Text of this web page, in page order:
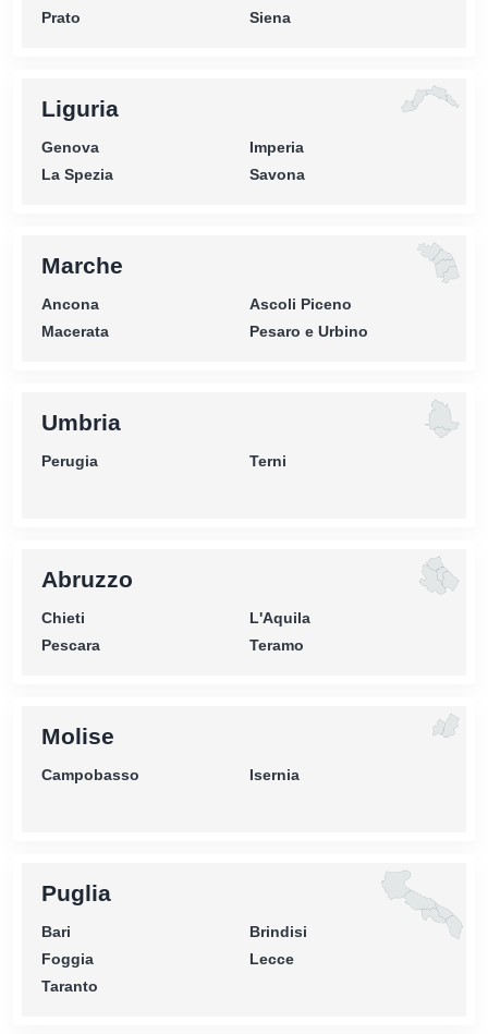
Prato Siena
Liguria
Genova
Imperia
La Spezia
Savona
Marche
Ancona
Ascoli Piceno
Macerata
Pesaro e Urbino
Umbria
Perugia Terni
Abruzzo
Chieti
L'Aquila
Pescara
Teramo
Molise
Campobasso Isernia
Puglia
Bari
Brindisi
Foggia
Lecce
Taranto